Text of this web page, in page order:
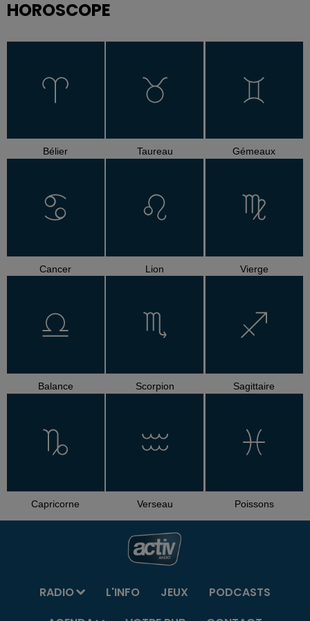
HOROSCOPE
Bélier Taureau Gémeaux
Cancer Lion Vierge
Balance Scorpion Sagittaire
Capricorne Verseau Poissons
RADIO L'INFO JEUX
PODCASTS